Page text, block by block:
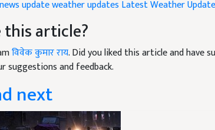
this article?
विवेक कुमार राय. Did you liked this article and have
suggestions and feedback.
next